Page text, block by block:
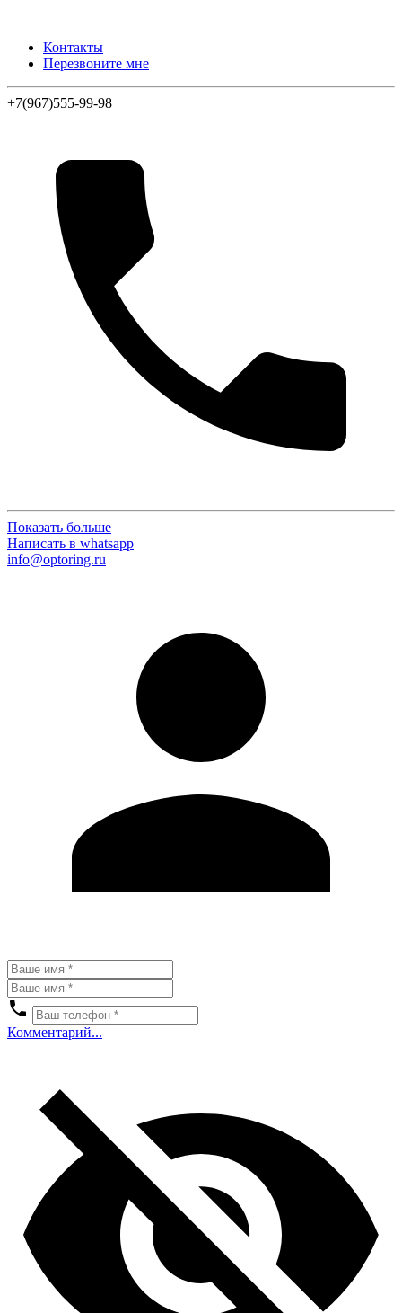
Контакты
Перезвоните мне
+7(967)555-99-98
Показать больше
Написать в whatsapp
info@optoring.ru
Комментарий...